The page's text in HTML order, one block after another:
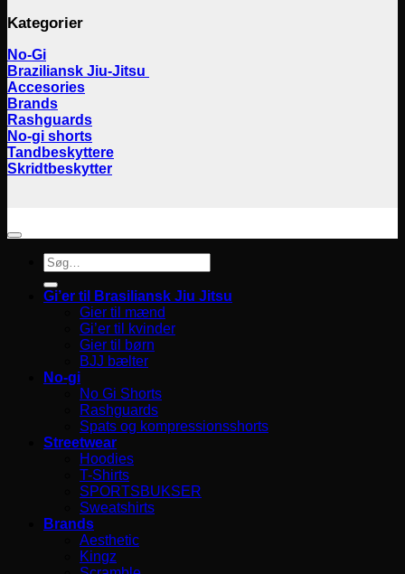
Kategorier
No-Gi
Braziliansk Jiu-Jitsu
Accesories
Brands
Rashguards
No-gi shorts
Tandbeskyttere
Skridtbeskytter
Søg
efter:
Gi’er til Brasiliansk Jiu Jitsu
Gier til mænd
Gi’er til kvinder
Gier til børn
BJJ bælter
No-gi
No Gi Shorts
Rashguards
Spats og kompressionsshorts
Streetwear
Hoodies
T-Shirts
SPORTSBUKSER
Sweatshirts
Brands
Aesthetic
Kingz